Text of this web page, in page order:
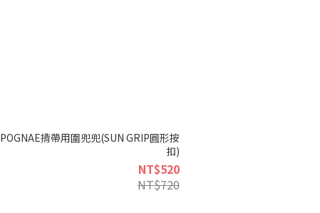
POGNAE揹帶用圍兜兜(SUN GRIP圓形按
扣)
NT$520
NT$720